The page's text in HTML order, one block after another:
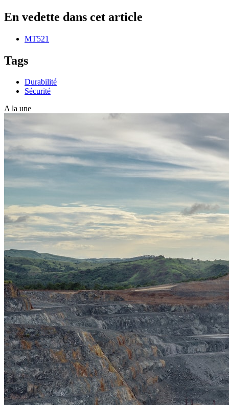
En vedette dans cet article
MT521
Tags
Durabilité
Sécurité
A la une